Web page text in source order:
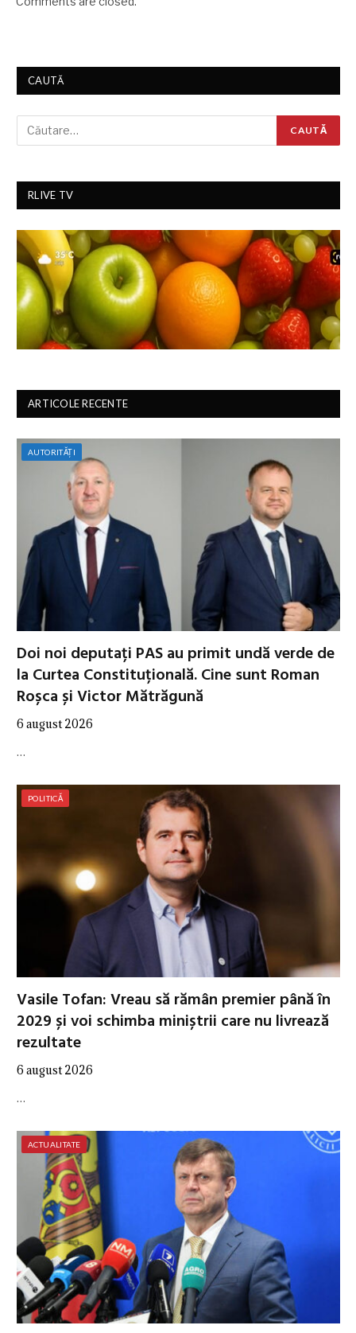
CAUTĂ
RLIVE TV
ARTICOLE RECENTE
AUTORITĂȚI
Doi noi deputați PAS au primit undă verde de
la Curtea Constituțională. Cine sunt Roman
Roșca și Victor Mătrăgună
6 august 2026
…
POLITICĂ
Vasile Tofan: Vreau să rămân premier până în
2029 și voi schimba miniștrii care nu livrează
rezultate
6 august 2026
…
ACTUALITATE